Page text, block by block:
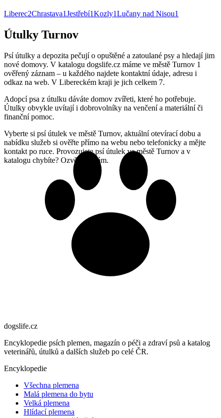
Liberec2Chrastava1Jestřebí1Kozly1Lučany nad Nisou1
Útulky Turnov
Psí útulky a depozita pečují o opuštěné a zatoulané psy a hledají jim
nové domovy. V katalogu dogslife.cz máme ve městě Turnov 1
ověřený záznam – u každého najdete kontaktní údaje, adresu i
odkaz na web. V Libereckém kraji je jich celkem 7.
Adopcí psa z útulku dáváte domov zvířeti, které ho potřebuje.
Útulky obvykle uvítají i dobrovolníky na venčení a materiální či
finanční pomoc.
Vyberte si psí útulek ve městě Turnov, aktuální otevírací dobu a
nabídku služeb si ověřte přímo na webu nebo telefonicky a mějte
kontakt po ruce. Provozujete psí útulek ve městě Turnov a v
katalogu chybíte? Ozvěte se nám.
dogslife.cz
Encyklopedie psích plemen, magazín o péči a zdraví psů a katalog
veterinářů, útulků a dalších služeb po celé ČR.
Encyklopedie
Všechna plemena
Malá plemena do bytu
Velká plemena
Hlídací plemena